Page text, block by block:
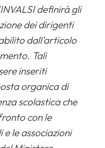
definirà gli
dei dirigenti
dall’articolo
Tali
inseriti
organica di
scolastica che
con le
e le associazioni